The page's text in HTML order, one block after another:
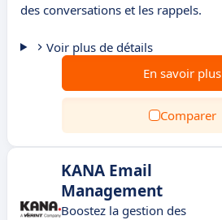
des conversations et les rappels.
Voir plus de détails
En savoir plus
Comparer
KANA Email
Management
Boostez la gestion des